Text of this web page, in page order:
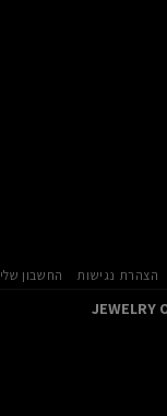
הצהרת נגישות החשבון שלי
JEWELRY